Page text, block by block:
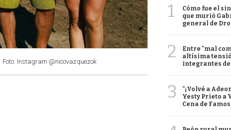
Foto: Instagram @nicovazquezok
1
Cómo fue el
que murió
general de
2
Entre "mal
altísima
integrantes
3
"¡Volvé a
Yesty Prieto a
Cena de